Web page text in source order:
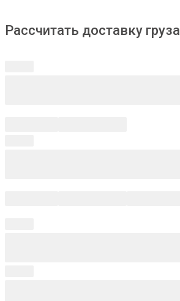
Рассчитать доставку груза